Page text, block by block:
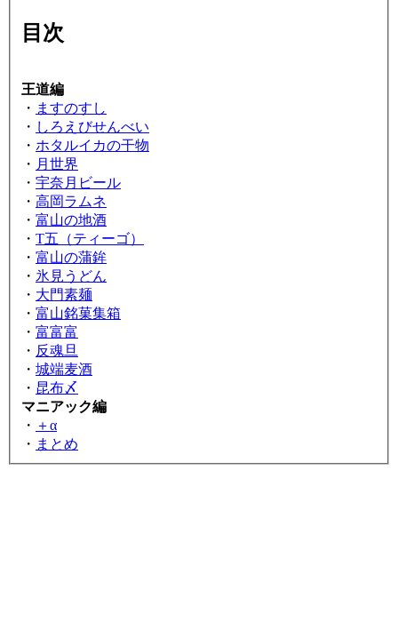
目次
王道編
・ ますのすし
・ しろえびせんべい
・ ホタルイカの干物
・ 月世界
・ 宇奈月ビール
・ 高岡ラムネ
・ 富山の地酒
・ T五（ティーゴ）
・ 富山の蒲鉾
・ 氷見うどん
・ 大門素麺
・ 富山銘菓集箱
・ 富富富
・ 反魂旦
・ 城端麦酒
・ 昆布〆
マニアック編
・ ＋α
・ まとめ